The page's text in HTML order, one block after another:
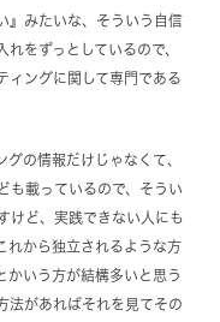
』みたいな、そういう自信
をずっとしているので、
ィングに関して専門である
の情報だけじゃなくて、
も載っているので、そうい
けど、実践できない人にも
れから独立されるような方
かいう方が結構多いと思う
法があればそれを見てその